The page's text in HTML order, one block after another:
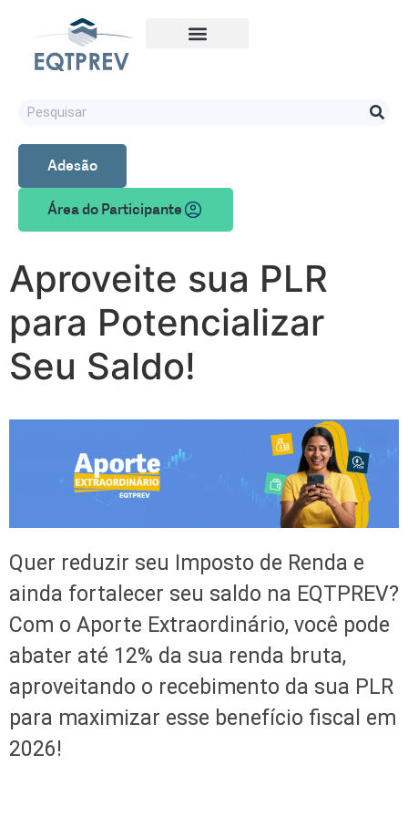
Adesão
Área do Participante
Aproveite sua PLR
para Potencializar
Seu Saldo!
Quer reduzir seu Imposto de Renda e
ainda fortalecer seu saldo na EQTPREV?
Com o Aporte Extraordinário, você pode
abater até 12% da sua renda bruta,
aproveitando o recebimento da sua PLR
para maximizar esse benefício fiscal em
2026!